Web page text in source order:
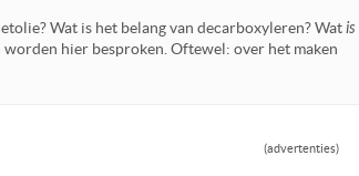
Wat is het belang van decarboxyleren? Watis
hier besproken. Oftewel: over het maken
(advertenties)